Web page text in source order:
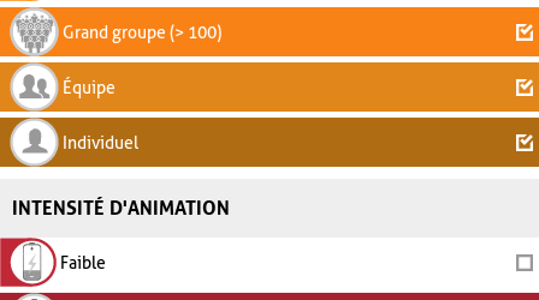
Grand groupe (> 100)
Équipe
Individuel
INTENSITÉ D'ANIMATION
Faible